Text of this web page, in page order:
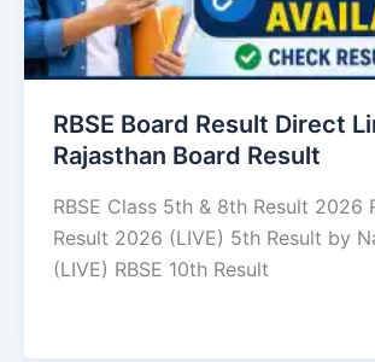
RBSE Board Result Direct
Rajasthan Board Result
RBSE Class 5th & 8th Result 2026
Result 2026 (LIVE) 5th Result by
(LIVE) RBSE 10th Result